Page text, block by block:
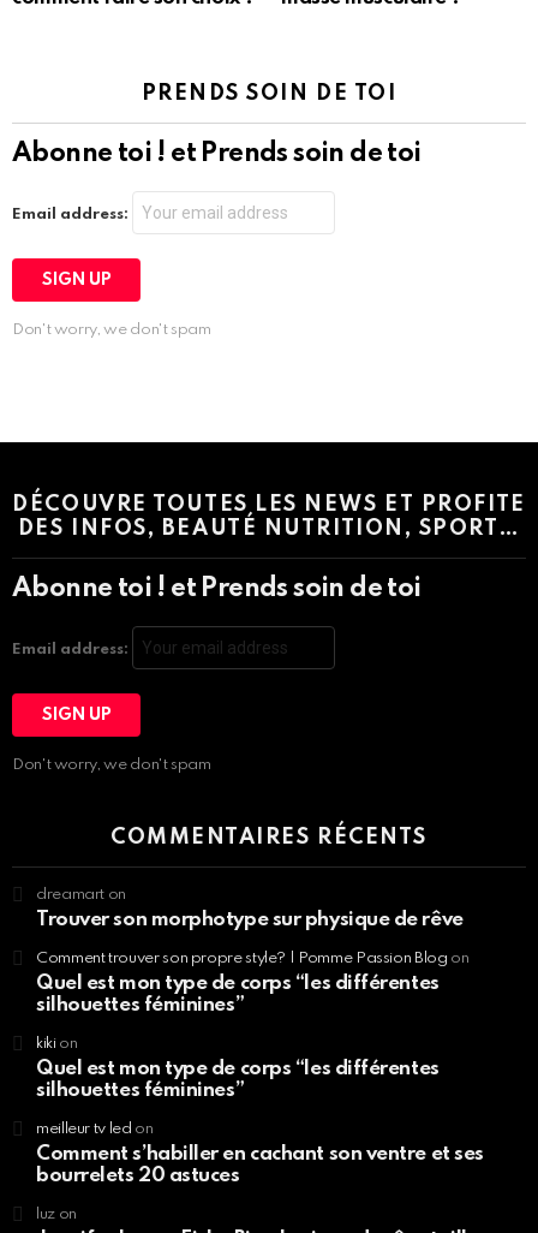
PRENDS SOIN DE TOI
Abonne toi ! et Prends soin de toi
Email address:
Don't worry, we don't spam
DÉCOUVRE TOUTES LES NEWS ET PROFITE
DES INFOS, BEAUTÉ NUTRITION, SPORT…
Abonne toi ! et Prends soin de toi
Email address:
Don't worry, we don't spam
COMMENTAIRES RÉCENTS
dreamart on
Trouver son morphotype sur physique de rêve
Comment trouver son propre style? | Pomme Passion Blog on
Quel est mon type de corps “les différentes
silhouettes féminines”
kikion
Quel est mon type de corps “les différentes
silhouettes féminines”
meilleur tv led on
Comment s’habiller en cachant son ventre et ses
bourrelets 20 astuces
luzon